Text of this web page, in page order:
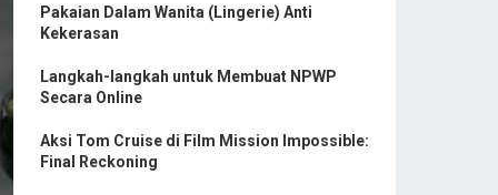
Pakaian Dalam Wanita (Lingerie) Anti
Kekerasan
Langkah-langkah untuk Membuat NPWP
Secara Online
Aksi Tom Cruise di Film Mission Impossible:
Final Reckoning